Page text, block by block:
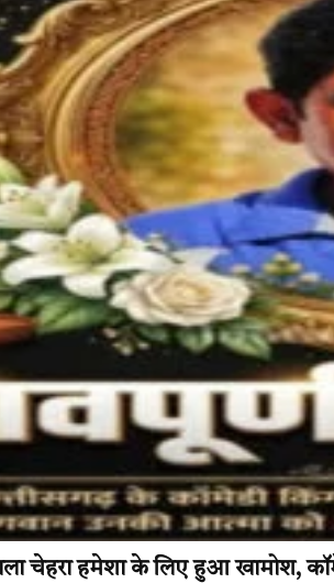
चेहरा हमेशा के लिए हुआ खामोश,